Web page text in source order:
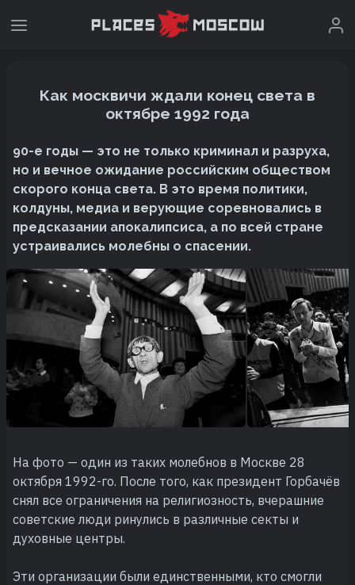
Как москвичи ждали конец света в
октябре 1992 года
90-е годы — это не только криминал и разруха,
но и вечное ожидание российским обществом
скорого конца света. В это время политики,
колдуны, медиа и верующие соревновались в
предсказании апокалипсиса, а по всей стране
устраивались молебны о спасении.
На фото — один из таких молебнов в Москве 28
октября 1992-го. После того, как президент Горбачёв
снял все ограничения на религиозность, вчерашние
советские люди ринулись в различные секты и
духовные центры.
Эти организации были единственными, кто смогли